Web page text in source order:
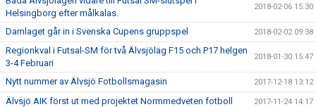
Helsingborg efter målkalas.
2018-02-06 15:30
Damlaget går in i Svenska Cupens gruppspel 2018-02-02 09:38
Regionkval i Futsal-SM för två Älvsjölag F15 och P17 helgen
3-4 Februari
2018-01-30 15:47
Nytt nummer av Älvsjö Fotbollsmagasin 2017-12-18 13:12
Älvsjö AIK först ut med projektet Normmedveten fotboll 2017-11-24 14:17